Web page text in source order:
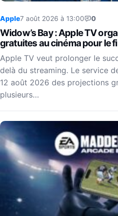
Apple7 août 2026 à 13:00 0
Widow’s Bay : Apple TV
gratuites au cinéma pour le
Apple TV veut prolonger le
delà du streaming. Le service
12 août 2026 des projections
plusieurs…